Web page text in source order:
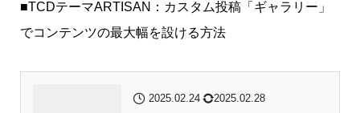
■TCDテーマARTISAN：カスタム投稿「ギャラリー」
でコンテンツの最大幅を設ける方法
2025.02.24 2025.02.28